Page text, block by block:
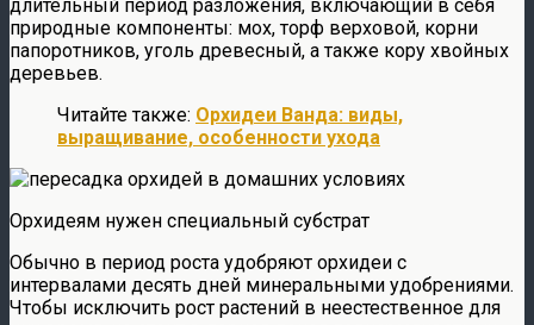
длительный период разложения, включающий в себя
природные компоненты: мох, торф верховой, корни
папоротников, уголь древесный, а также кору хвойных
деревьев.
Читайте также: Орхидеи Ванда: виды,
выращивание, особенности ухода
Орхидеям нужен специальный субстрат
Обычно в период роста удобряют орхидеи с
интервалами десять дней минеральными удобрениями.
Чтобы исключить рост растений в неестественное для